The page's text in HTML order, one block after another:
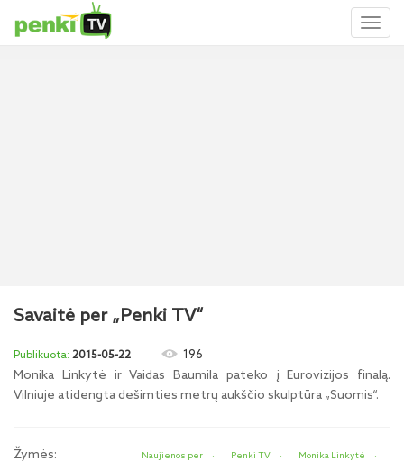
Savaitė per „Penki TV“
2015-05-22 196
Monika Linkytė ir Vaidas Baumila pateko į Eurovizijos finalą.
Vilniuje atidengta dešimties metrų aukščio skulptūra „Suomis“.
Žymės: Naujienos per Penki TV
Monika Linkytė